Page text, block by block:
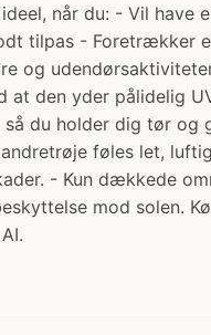
når du: - Vil
tilpas -
og
den yder pålidelig
du holder dig tør
føles let,
- Kun dækkede
mod solen.